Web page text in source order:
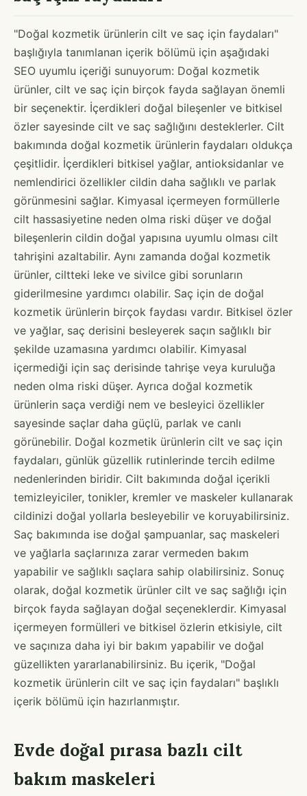
"Doğal kozmetik ürünlerin cilt ve saç için faydaları"
başlığıyla tanımlanan içerik bölümü için aşağıdaki
SEO uyumlu içeriği sunuyorum: Doğal kozmetik
ürünler, cilt ve saç için birçok fayda sağlayan önemli
bir seçenektir. İçerdikleri doğal bileşenler ve bitkisel
özler sayesinde cilt ve saç sağlığını desteklerler. Cilt
bakımında doğal kozmetik ürünlerin faydaları oldukça
çeşitlidir. İçerdikleri bitkisel yağlar, antioksidanlar ve
nemlendirici özellikler cildin daha sağlıklı ve parlak
görünmesini sağlar. Kimyasal içermeyen formüllerle
cilt hassasiyetine neden olma riski düşer ve doğal
bileşenlerin cildin doğal yapısına uyumlu olması cilt
tahrişini azaltabilir. Aynı zamanda doğal kozmetik
ürünler, ciltteki leke ve sivilce gibi sorunların
giderilmesine yardımcı olabilir. Saç için de doğal
kozmetik ürünlerin birçok faydası vardır. Bitkisel özler
ve yağlar, saç derisini besleyerek saçın sağlıklı bir
şekilde uzamasına yardımcı olabilir. Kimyasal
içermediği için saç derisinde tahrişe veya kuruluğa
neden olma riski düşer. Ayrıca doğal kozmetik
ürünlerin saça verdiği nem ve besleyici özellikler
sayesinde saçlar daha güçlü, parlak ve canlı
görünebilir. Doğal kozmetik ürünlerin cilt ve saç için
faydaları, günlük güzellik rutinlerinde tercih edilme
nedenlerinden biridir. Cilt bakımında doğal içerikli
temizleyiciler, tonikler, kremler ve maskeler kullanarak
cildinizi doğal yollarla besleyebilir ve koruyabilirsiniz.
Saç bakımında ise doğal şampuanlar, saç maskeleri
ve yağlarla saçlarınıza zarar vermeden bakım
yapabilir ve sağlıklı saçlara sahip olabilirsiniz. Sonuç
olarak, doğal kozmetik ürünler cilt ve saç sağlığı için
birçok fayda sağlayan doğal seçeneklerdir. Kimyasal
içermeyen formülleri ve bitkisel özlerin etkisiyle, cilt
ve saçınıza daha iyi bir bakım yapabilir ve doğal
güzellikten yararlanabilirsiniz. Bu içerik, "Doğal
kozmetik ürünlerin cilt ve saç için faydaları" başlıklı
içerik bölümü için hazırlanmıştır.
Evde doğal pırasa bazlı cilt
bakım maskeleri